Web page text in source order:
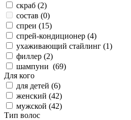
скраб (2)
состав (0)
спреи (15)
спрей-кондиционер (4)
ухаживающий стайлинг (1)
филлер (2)
шампуни (69)
Для кого
для детей (6)
женский (42)
мужской (42)
Тип волос